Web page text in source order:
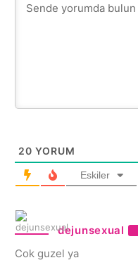
20 YORUM
Eskiler
dejunsexual
Cok guzel ya